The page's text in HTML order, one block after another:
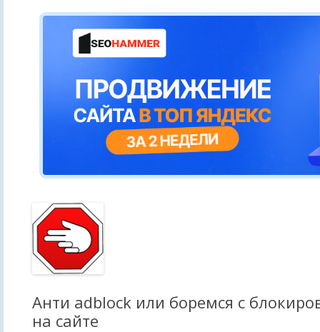
Анти adblock или боремся с
на сайте